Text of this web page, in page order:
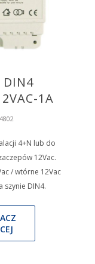
DIN4
1A
4+N lub do
12Vac.
/ wtórne 12Vac
szynie DIN4.